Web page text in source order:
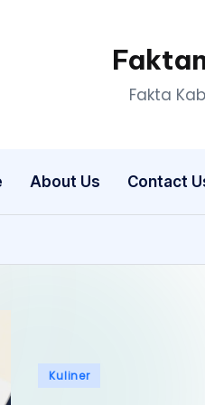
Fakta
About Us Contact
Posted
Kuliner